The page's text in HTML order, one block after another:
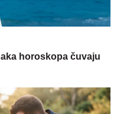
horoskopa čuvaju